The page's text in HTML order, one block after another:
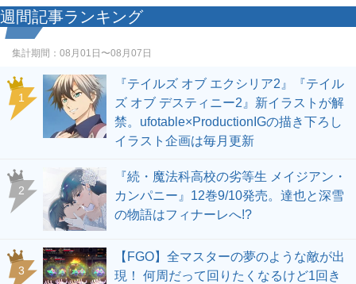
週間記事ランキング
集計期間： 08月01日〜08月07日
1
『テイルズ オブ エクシリア2』『テイル
ズ オブ デスティニー2』新イラストが解
禁。ufotable×ProductionIGの描き下ろし
イラスト企画は毎月更新
2
『続・魔法科高校の劣等生 メイジアン・
カンパニー』12巻9/10発売。達也と深雪
の物語はフィナーレへ!?
3
【FGO】全マスターの夢のような敵が出
現！ 何周だって回りたくなるけど1回き